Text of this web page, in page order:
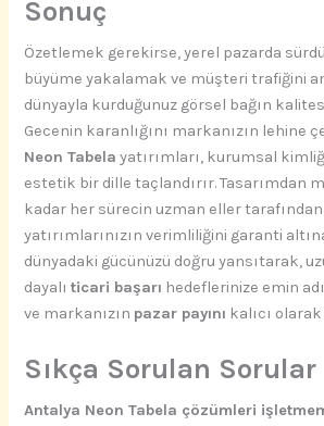
Sonuç
Özetlemek gerekirse, yerel pazarda
büyüme yakalamak ve müşteri trafiğini
dünyayla kurduğunuz görsel bağın
Gecenin karanlığını markanızın lehine
Neon Tabela yatırımları, kurumsal
estetik bir dille taçlandırır. Tasarımdan
kadar her sürecin uzman eller
yatırımlarınızın verimliliğini garanti
dünyadaki gücünüzü doğru yansıtarak,
dayalıticari başarı hedeflerinize emin
ve markanızın pazar payını kalıcı
Sıkça Sorulan Sorular
Antalya Neon Tabela çözümleri